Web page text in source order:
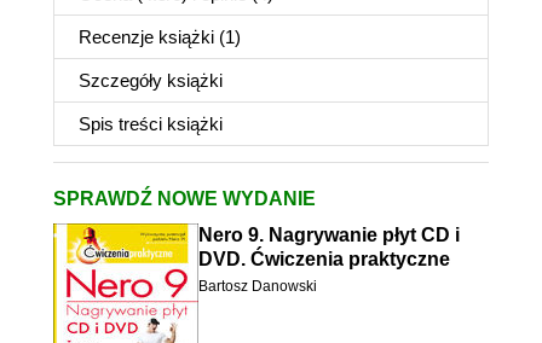
Recenzje książki (1)
Szczegóły książki
Spis treści książki
SPRAWDŹ NOWE WYDANIE
Nero 9. Nagrywanie płyt CD i
DVD. Ćwiczenia praktyczne
Bartosz Danowski